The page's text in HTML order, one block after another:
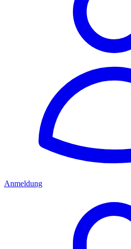
Anmeldung